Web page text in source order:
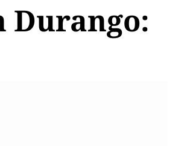
Durango: